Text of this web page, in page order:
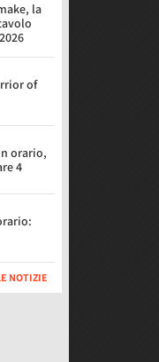
la
of
orario,
4
NOTIZIE